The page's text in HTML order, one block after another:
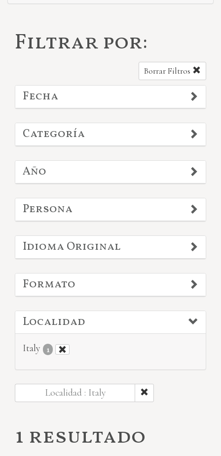
Filtrar por:
Borrar Filtros
Fecha
Categoría
Año
Persona
Idioma Original
Formato
Localidad
Italy 1
Localidad : Italy
1 resultado